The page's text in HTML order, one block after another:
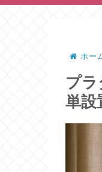
ホー
プ
単設